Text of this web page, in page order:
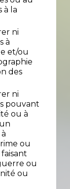
à la
ni
à
et/ou
des
ni
pouvant
ou à
ou
ou
ou